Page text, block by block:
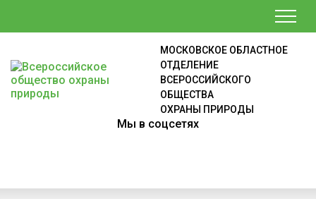
МОСКОВСКОЕ ОБЛАСТНОЕ
ОТДЕЛЕНИЕ
ВСЕРОССИЙСКОГО
ОБЩЕСТВА
ОХРАНЫ ПРИРОДЫ
Мы в соцсетях